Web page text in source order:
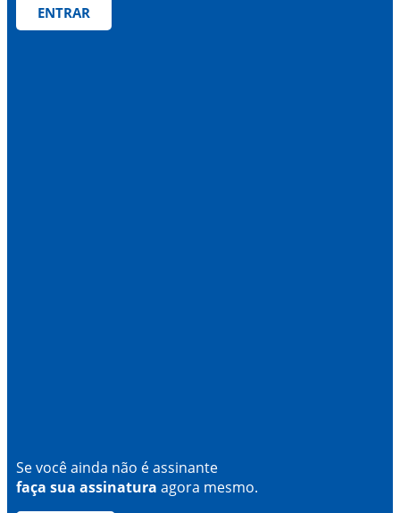
ENTRAR
Se você ainda não é assinante
faça sua assinatura agora mesmo.